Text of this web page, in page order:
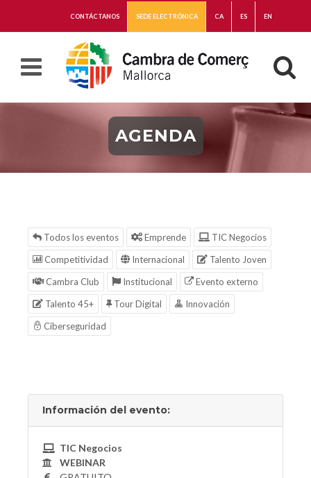
CONTÁCTANOS SEDE ELECTRÓNICA CA ES EN
AGENDA
Todos los eventos Emprende
TIC Negocios
Competitividad
Internacional
Talento Joven
Cambra Club
Institucional
Evento externo
Talento 45+
Tour Digital
Innovación
Ciberseguridad
Información del evento:
TIC Negocios
WEBINAR